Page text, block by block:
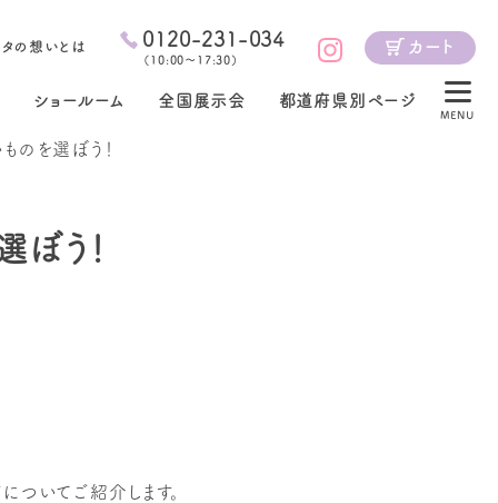
タの想いとは 0120-231-034
（ 10:00～17:30 ）
カート
ショールーム 全国展示会 都道府県別ページ
MENU
のを選ぼう！
う！
ついてご紹介します。